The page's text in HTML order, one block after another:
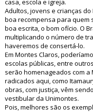
casa, escola e igreja.
Adultos, jovens e crianças
boa recompensa para quem
boa escrita, o bom ofício. O
multiplicando o número de
haveremos de consertá-lo.
Em Montes Claros,
escolas públicas, entre
serão homenageados com a
radicados aqui, como
obras, com justiça, vêm
vestibular da Unimontes.
Pois, melhores são os